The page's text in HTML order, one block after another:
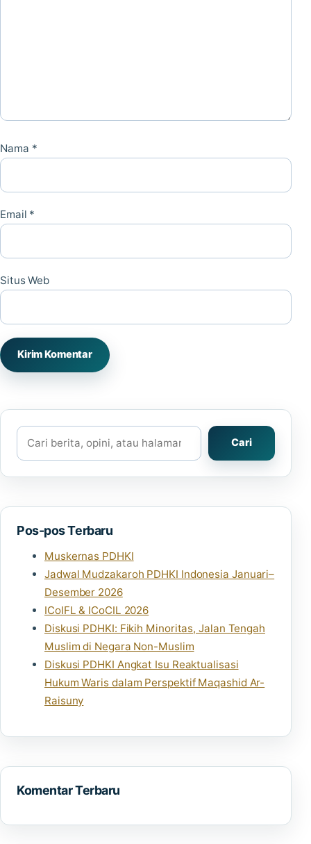
Nama *
Email *
Situs Web
Cari
Cari
Pos-pos Terbaru
Muskernas PDHKI
Jadwal Mudzakaroh PDHKI Indonesia Januari–
Desember 2026
ICoIFL & ICoCIL 2026
Diskusi PDHKI: Fikih Minoritas, Jalan Tengah
Muslim di Negara Non-Muslim
Diskusi PDHKI Angkat Isu Reaktualisasi
Hukum Waris dalam Perspektif Maqashid Ar-
Raisuny
Komentar Terbaru